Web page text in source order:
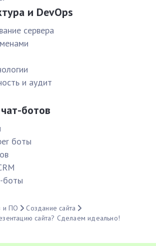
и DevOps
сервера
и аудит
ботов
боты
боты
и ПО
Создание сайта
сайта? Сделаем идеально!